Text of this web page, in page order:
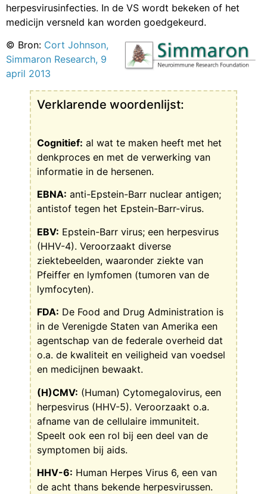
herpesvirusinfecties. In de VS wordt bekeken of het
medicijn versneld kan worden goedgekeurd.
© Bron: Cort Johnson,
Simmaron Research, 9
april 2013
Verklarende woordenlijst:
Cognitief: al wat te maken heeft met het
denkproces en met de verwerking van
informatie in de hersenen.
EBNA: anti-Epstein-Barr nuclear antigen;
antistof tegen het Epstein-Barr-virus.
EBV: Epstein-Barr virus; een herpesvirus
(HHV-4). Veroorzaakt diverse
ziektebeelden, waaronder ziekte van
Pfeiffer en lymfomen (tumoren van de
lymfocyten).
FDA: De Food and Drug Administration is
in de Verenigde Staten van Amerika een
agentschap van de federale overheid dat
o.a. de kwaliteit en veiligheid van voedsel
en medicijnen bewaakt.
(H)CMV: (Human) Cytomegalovirus, een
herpesvirus (HHV-5). Veroorzaakt o.a.
afname van de cellulaire immuniteit.
Speelt ook een rol bij een deel van de
symptomen bij aids.
HHV-6: Human Herpes Virus 6, een van
de acht thans bekende herpesvirussen.